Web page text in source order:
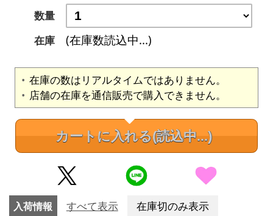
数量
在庫
(在庫数読込中...)
在庫の数はリアルタイムではありません。
店舗の在庫を通信販売で購入できません。
カートに入れる(読込中...)
入荷情報 すべて表示 在庫切のみ表示